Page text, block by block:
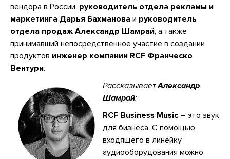
вендора в России: руководитель отдела рекламы и
маркетинга Дарья Бахманова и руководитель
отдела продаж Александр Шамрай, а также
принимавший непосредственное участие в создании
продуктов инженер компании RCF Франческо
Вентури.
РассказываетАлександр
Шамрай:
RCF Business Music – это звук
для бизнеса. С помощью
входящего в линейку
аудиооборудования можно